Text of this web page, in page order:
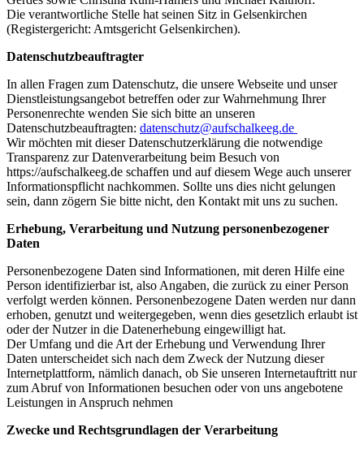
Die verantwortliche Stelle hat seinen Sitz in Gelsenkirchen
(Registergericht: Amtsgericht Gelsenkirchen).
Datenschutzbeauftragter
In allen Fragen zum Datenschutz, die unsere Webseite und unser
Dienstleistungsangebot betreffen oder zur Wahrnehmung Ihrer
Personenrechte wenden Sie sich bitte an unseren
Datenschutzbeauftragten: datenschutz@aufschalkeeg.de
Wir möchten mit dieser Datenschutzerklärung die notwendige
Transparenz zur Datenverarbeitung beim Besuch von
https://aufschalkeeg.de schaffen und auf diesem Wege auch unserer
Informationspflicht nachkommen. Sollte uns dies nicht gelungen
sein, dann zögern Sie bitte nicht, den Kontakt mit uns zu suchen.
Erhebung, Verarbeitung und Nutzung personenbezogener
Daten
Personenbezogene Daten sind Informationen, mit deren Hilfe eine
Person identifizierbar ist, also Angaben, die zurück zu einer Person
verfolgt werden können. Personenbezogene Daten werden nur dann
erhoben, genutzt und weitergegeben, wenn dies gesetzlich erlaubt ist
oder der Nutzer in die Datenerhebung eingewilligt hat.
Der Umfang und die Art der Erhebung und Verwendung Ihrer
Daten unterscheidet sich nach dem Zweck der Nutzung dieser
Internetplattform, nämlich danach, ob Sie unseren Internetauftritt nur
zum Abruf von Informationen besuchen oder von uns angebotene
Leistungen in Anspruch nehmen
Zwecke und Rechtsgrundlagen der Verarbeitung